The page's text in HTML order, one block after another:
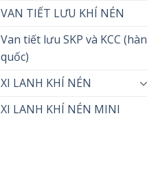
VAN TIẾT LƯU KHÍ NÉN
Van tiết lưu SKP và KCC (hàn
quốc)
XI LANH KHÍ NÉN
XI LANH KHÍ NÉN MINI